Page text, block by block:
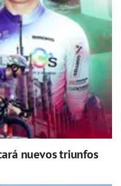
nuevos triunfos